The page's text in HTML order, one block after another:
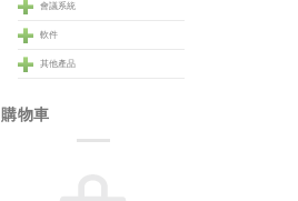
會議系統
軟件
其他產品
購物車